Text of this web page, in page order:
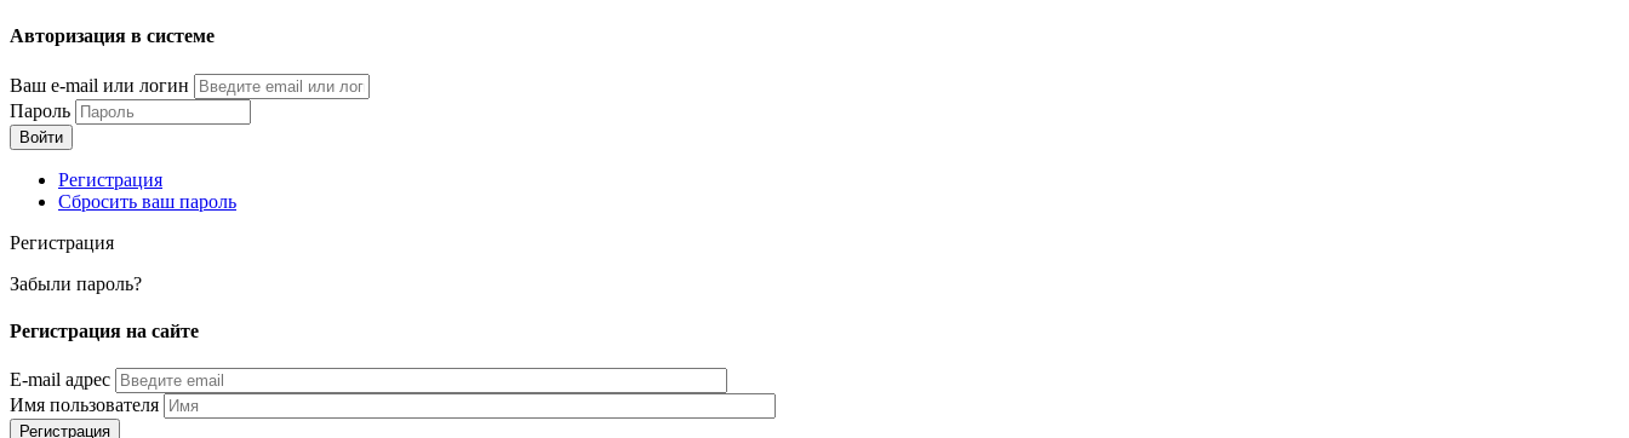
Перейти
основному
содержанию
Авторизация в системе
Ваш e-mail или логин
Пароль
Регистрация
Сбросить ваш пароль
Регистрация
Забыли пароль?
Регистрация на сайте
E-mail адрес
Имя пользователя